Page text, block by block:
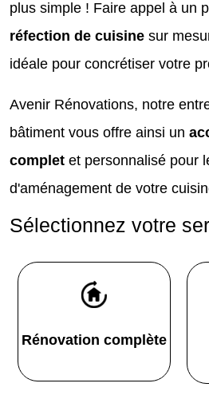
plus simple ! Faire appel à un
réfection de cuisine sur
idéale pour concrétiser votre
Avenir Rénovations, notre
bâtiment vous offre ainsi un
complet et personnalisé pour
d'aménagement de votre
Sélectionnez votre
Rénovation complète